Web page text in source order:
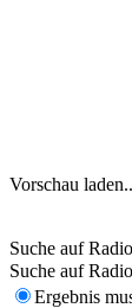
Vorschau laden..
Suche auf
Suche auf
Ergebnis